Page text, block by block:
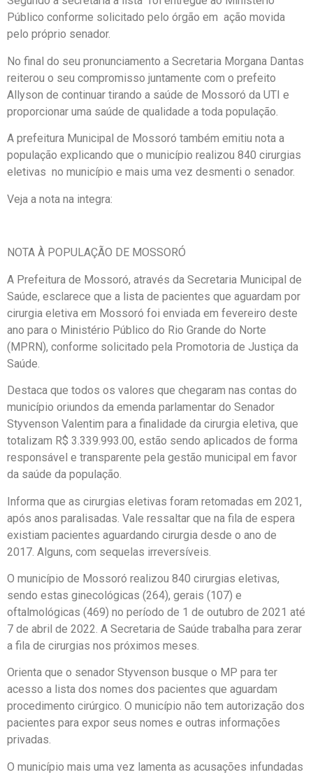
Público conforme solicitado pelo órgão em ação movida
pelo próprio senador.
No final do seu pronunciamento a Secretaria Morgana Dantas
reiterou o seu compromisso juntamente com o prefeito
Allyson de continuar tirando a saúde de Mossoró da UTI e
proporcionar uma saúde de qualidade a toda população.
A prefeitura Municipal de Mossoró também emitiu nota a
população explicando que o município realizou 840 cirurgias
eletivas no município e mais uma vez desmenti o senador.
Veja a nota na integra:
NOTA À POPULAÇÃO DE MOSSORÓ
A Prefeitura de Mossoró, através da Secretaria Municipal de
Saúde, esclarece que a lista de pacientes que aguardam por
cirurgia eletiva em Mossoró foi enviada em fevereiro deste
ano para o Ministério Público do Rio Grande do Norte
(MPRN), conforme solicitado pela Promotoria de Justiça da
Saúde.
Destaca que todos os valores que chegaram nas contas do
município oriundos da emenda parlamentar do Senador
Styvenson Valentim para a finalidade da cirurgia eletiva, que
totalizam R$ 3.339.993.00, estão sendo aplicados de forma
responsável e transparente pela gestão municipal em favor
da saúde da população.
Informa que as cirurgias eletivas foram retomadas em 2021,
após anos paralisadas. Vale ressaltar que na fila de espera
existiam pacientes aguardando cirurgia desde o ano de
2017. Alguns, com sequelas irreversíveis.
O município de Mossoró realizou 840 cirurgias eletivas,
sendo estas ginecológicas (264), gerais (107) e
oftalmológicas (469) no período de 1 de outubro de 2021 até
7 de abril de 2022. A Secretaria de Saúde trabalha para zerar
a fila de cirurgias nos próximos meses.
Orienta que o senador Styvenson busque o MP para ter
acesso a lista dos nomes dos pacientes que aguardam
procedimento cirúrgico. O município não tem autorização dos
pacientes para expor seus nomes e outras informações
privadas.
O município mais uma vez lamenta as acusações infundadas